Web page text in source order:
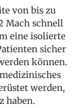
von bis zu
Mach schnell
eine isolierte
sicher
können.
werden,
haben.